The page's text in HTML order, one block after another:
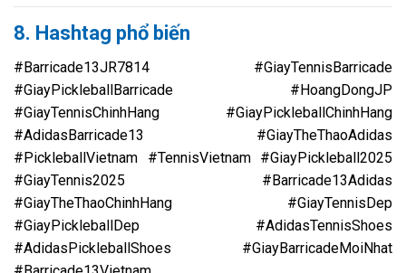
8. Hashtag phổ biến
#Barricade13JR7814 #GiayTennisBarricade
#GiayPickleballBarricade #HoangDongJP
#GiayTennisChinhHang #GiayPickleballChinhHang
#AdidasBarricade13 #GiayTheThaoAdidas
#PickleballVietnam #TennisVietnam #GiayPickleball2025
#GiayTennis2025 #Barricade13Adidas
#GiayTheThaoChinhHang #GiayTennisDep
#GiayPickleballDep #AdidasTennisShoes
#AdidasPickleballShoes #GiayBarricadeMoiNhat